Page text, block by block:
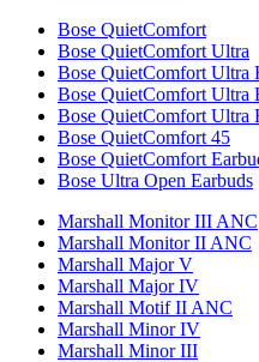
Bose QuietComfort
Bose QuietComfort Ultra
Bose QuietComfort Ultra
Bose QuietComfort Ultra
Bose QuietComfort Ultra
Bose QuietComfort 45
Bose QuietComfort
Bose Ultra Open Earbuds
Marshall Monitor III ANC
Marshall Monitor II ANC
Marshall Major V
Marshall Major IV
Marshall Motif II ANC
Marshall Minor IV
Marshall Minor III